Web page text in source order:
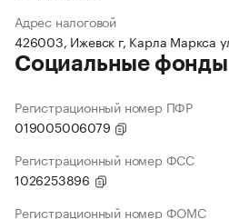
Адрес налоговой
426003, Ижевск г, Карла Маркса
Социальные фонды
Регистрационный номер ПФР
019005006079
Регистрационный номер ФСС
1026253896
Регистрационный номер ФОМС